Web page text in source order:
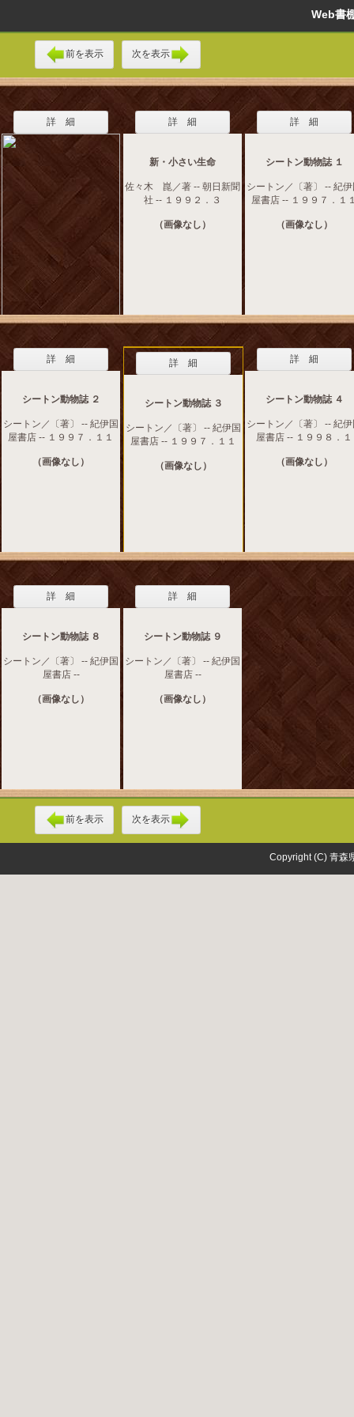
Web
前を表示 次を表示
詳 細 詳 細
新・小さい生命
佐々木 崑／著 -- 朝日新聞
社 -- １９９２．３
（画像なし）
詳 細
シートン動物誌 １
シートン／〔著〕 -- 紀
屋書店 -- １９９７．１
（画像なし）
詳 細
シートン動物誌 ２
シートン／〔著〕 -- 紀伊国
屋書店 -- １９９７．１１
（画像なし）
詳 細
シートン動物誌 ３
シートン／〔著〕 -- 紀伊国
屋書店 -- １９９７．１１
（画像なし）
詳 細
シートン動物誌 ４
シートン／〔著〕 -- 紀
屋書店 -- １９９８．１
（画像なし）
詳 細
シートン動物誌 ８
シートン／〔著〕 -- 紀伊国
屋書店 --
（画像なし）
詳 細
シートン動物誌 ９
シートン／〔著〕 -- 紀伊国
屋書店 --
（画像なし）
前を表示 次を表示
Copyright (C) 青森